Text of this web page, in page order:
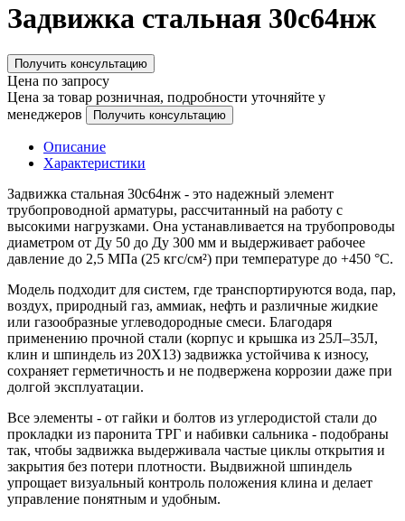
Задвижка стальная 30с64нж
Получить консультацию
Цена по запросу
Цена за товар розничная, подробности уточняйте у
менеджеров
Получить консультацию
Описание
Характеристики
Задвижка стальная 30с64нж - это надежный элемент
трубопроводной арматуры, рассчитанный на работу с
высокими нагрузками. Она устанавливается на трубопроводы
диаметром от Ду 50 до Ду 300 мм и выдерживает рабочее
давление до 2,5 МПа (25 кгс/см²) при температуре до +450 °C.
Модель подходит для систем, где транспортируются вода, пар,
воздух, природный газ, аммиак, нефть и различные жидкие
или газообразные углеводородные смеси. Благодаря
применению прочной стали (корпус и крышка из 25Л–35Л,
клин и шпиндель из 20Х13) задвижка устойчива к износу,
сохраняет герметичность и не подвержена коррозии даже при
долгой эксплуатации.
Все элементы - от гайки и болтов из углеродистой стали до
прокладки из паронита ТРГ и набивки сальника - подобраны
так, чтобы задвижка выдерживала частые циклы открытия и
закрытия без потери плотности. Выдвижной шпиндель
упрощает визуальный контроль положения клина и делает
управление понятным и удобным.